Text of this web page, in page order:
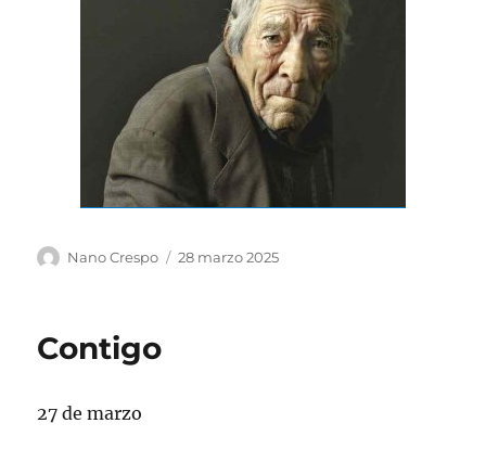
Autor
Nano Crespo
Publicado
28 marzo 2025
Contigo
27 de marzo